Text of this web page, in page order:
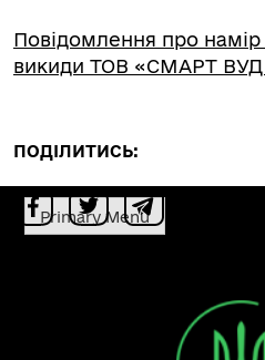
Повідомлення про
викиди ТОВ «СМАРТ ВУД
ПОДІЛИТИСЬ:
Primary Menu